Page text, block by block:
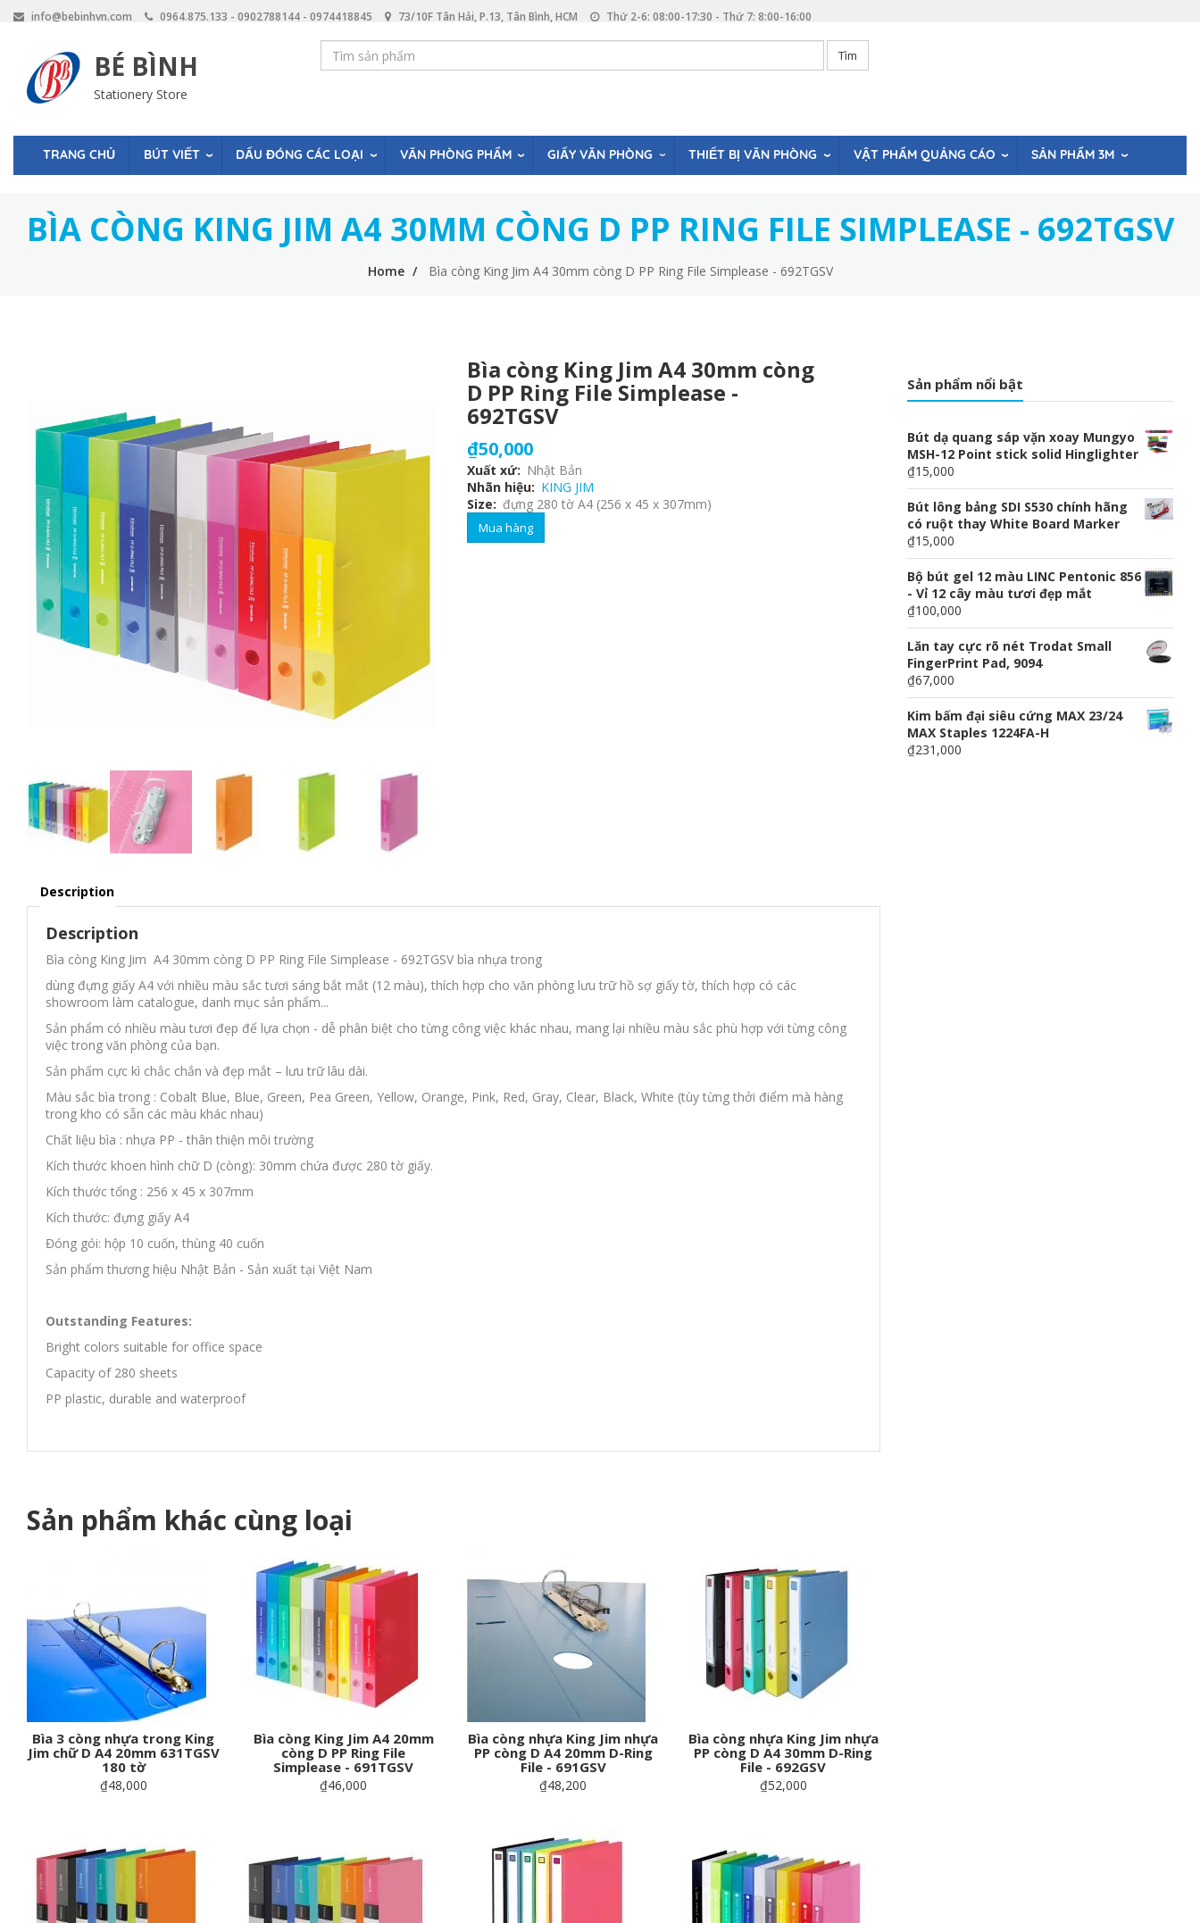
Skip
content
info@bebinhvn.com 0964.875.133 - 0902788144 - 0974418845 73/10F Tân Hải, P.13, Tân Bình, HCM Thứ 2-6: 08:00-17:30 - Thứ 7: 8:00-16:00
BÉ BÌNH
Stationery Store
Tìm
TRANG CHỦ BÚT VIẾT DẤU ĐÓNG CÁC LOẠI VĂN PHÒNG PHẨM GIẤY VĂN PHÒNG THIẾT BỊ VĂN PHÒNG VẬT PHẨM QUẢNG CÁO SẢN PHẨM 3M
BÌA CÒNG KING JIM A4 30MM CÒNG D PP RING FILE SIMPLEASE - 692TGSV
Home Bìa còng King Jim A4 30mm còng D PP Ring File Simplease - 692TGSV
Bìa còng King Jim A4 30mm còng
D PP Ring File Simplease -
692TGSV
₫50,000
Xuất xứ
Nhật Bản
Nhãn hiệu
KING JIM
Size
đựng 280 tờ A4 (256 x 45 x 307mm)
Mua hàng
Description
Description
Bìa còng King Jim A4 30mm còng D PP Ring File Simplease - 692TGSV bìa nhựa trong
dùng đựng giấy A4 với nhiều màu sắc tươi sáng bắt mắt (12 màu), thích hợp cho văn phòng lưu trữ hồ sợ giấy tờ, thích hợp có các
showroom làm catalogue, danh mục sản phẩm...
Sản phẩm có nhiều màu tươi đẹp để lựa chọn - dễ phân biệt cho từng công việc khác nhau, mang lại nhiều màu sắc phù hợp với từng công
việc trong văn phòng của bạn.
Sản phẩm cực kì chắc chắn và đẹp mắt – lưu trữ lâu dài.
Màu sắc bìa trong : Cobalt Blue, Blue, Green, Pea Green, Yellow, Orange, Pink, Red, Gray, Clear, Black, White (tùy từng thởi điểm mà hàng
trong kho có sẵn các màu khác nhau)
Chất liệu bìa : nhựa PP - thân thiện môi trường
Kích thước khoen hình chữ D (còng): 30mm chứa được 280 tờ giấy.
Kích thước tổng : 256 x 45 x 307mm
Kích thước: đựng giấy A4
Đóng gói: hộp 10 cuốn, thùng 40 cuốn
Sản phẩm thương hiệu Nhật Bản - Sản xuất tại Việt Nam
Outstanding Features:
Bright colors suitable for office space
Capacity of 280 sheets
PP plastic, durable and waterproof
Sản phẩm khác cùng loại
Bìa 3 còng nhựa trong King
Jim chữ D A4 20mm 631TGSV
180 tờ
₫48,000
Bìa còng King Jim A4 20mm
còng D PP Ring File
Simplease - 691TGSV
₫46,000
Bìa còng nhựa King Jim nhựa
PP còng D A4 20mm D-Ring
File - 691GSV
₫48,200
Bìa còng nhựa King Jim nhựa
PP còng D A4 30mm D-Ring
File - 692GSV
₫52,000
Sản phẩm nổi bật
Bút dạ quang sáp vặn xoay Mungyo
MSH-12 Point stick solid Hinglighter
₫15,000
Bút lông bảng SDI S530 chính hãng
có ruột thay White Board Marker
₫15,000
Bộ bút gel 12 màu LINC Pentonic 856
- Vỉ 12 cây màu tươi đẹp mắt
₫100,000
Lăn tay cực rõ nét Trodat Small
FingerPrint Pad, 9094
₫67,000
Kim bấm đại siêu cứng MAX 23/24
MAX Staples 1224FA-H
₫231,000